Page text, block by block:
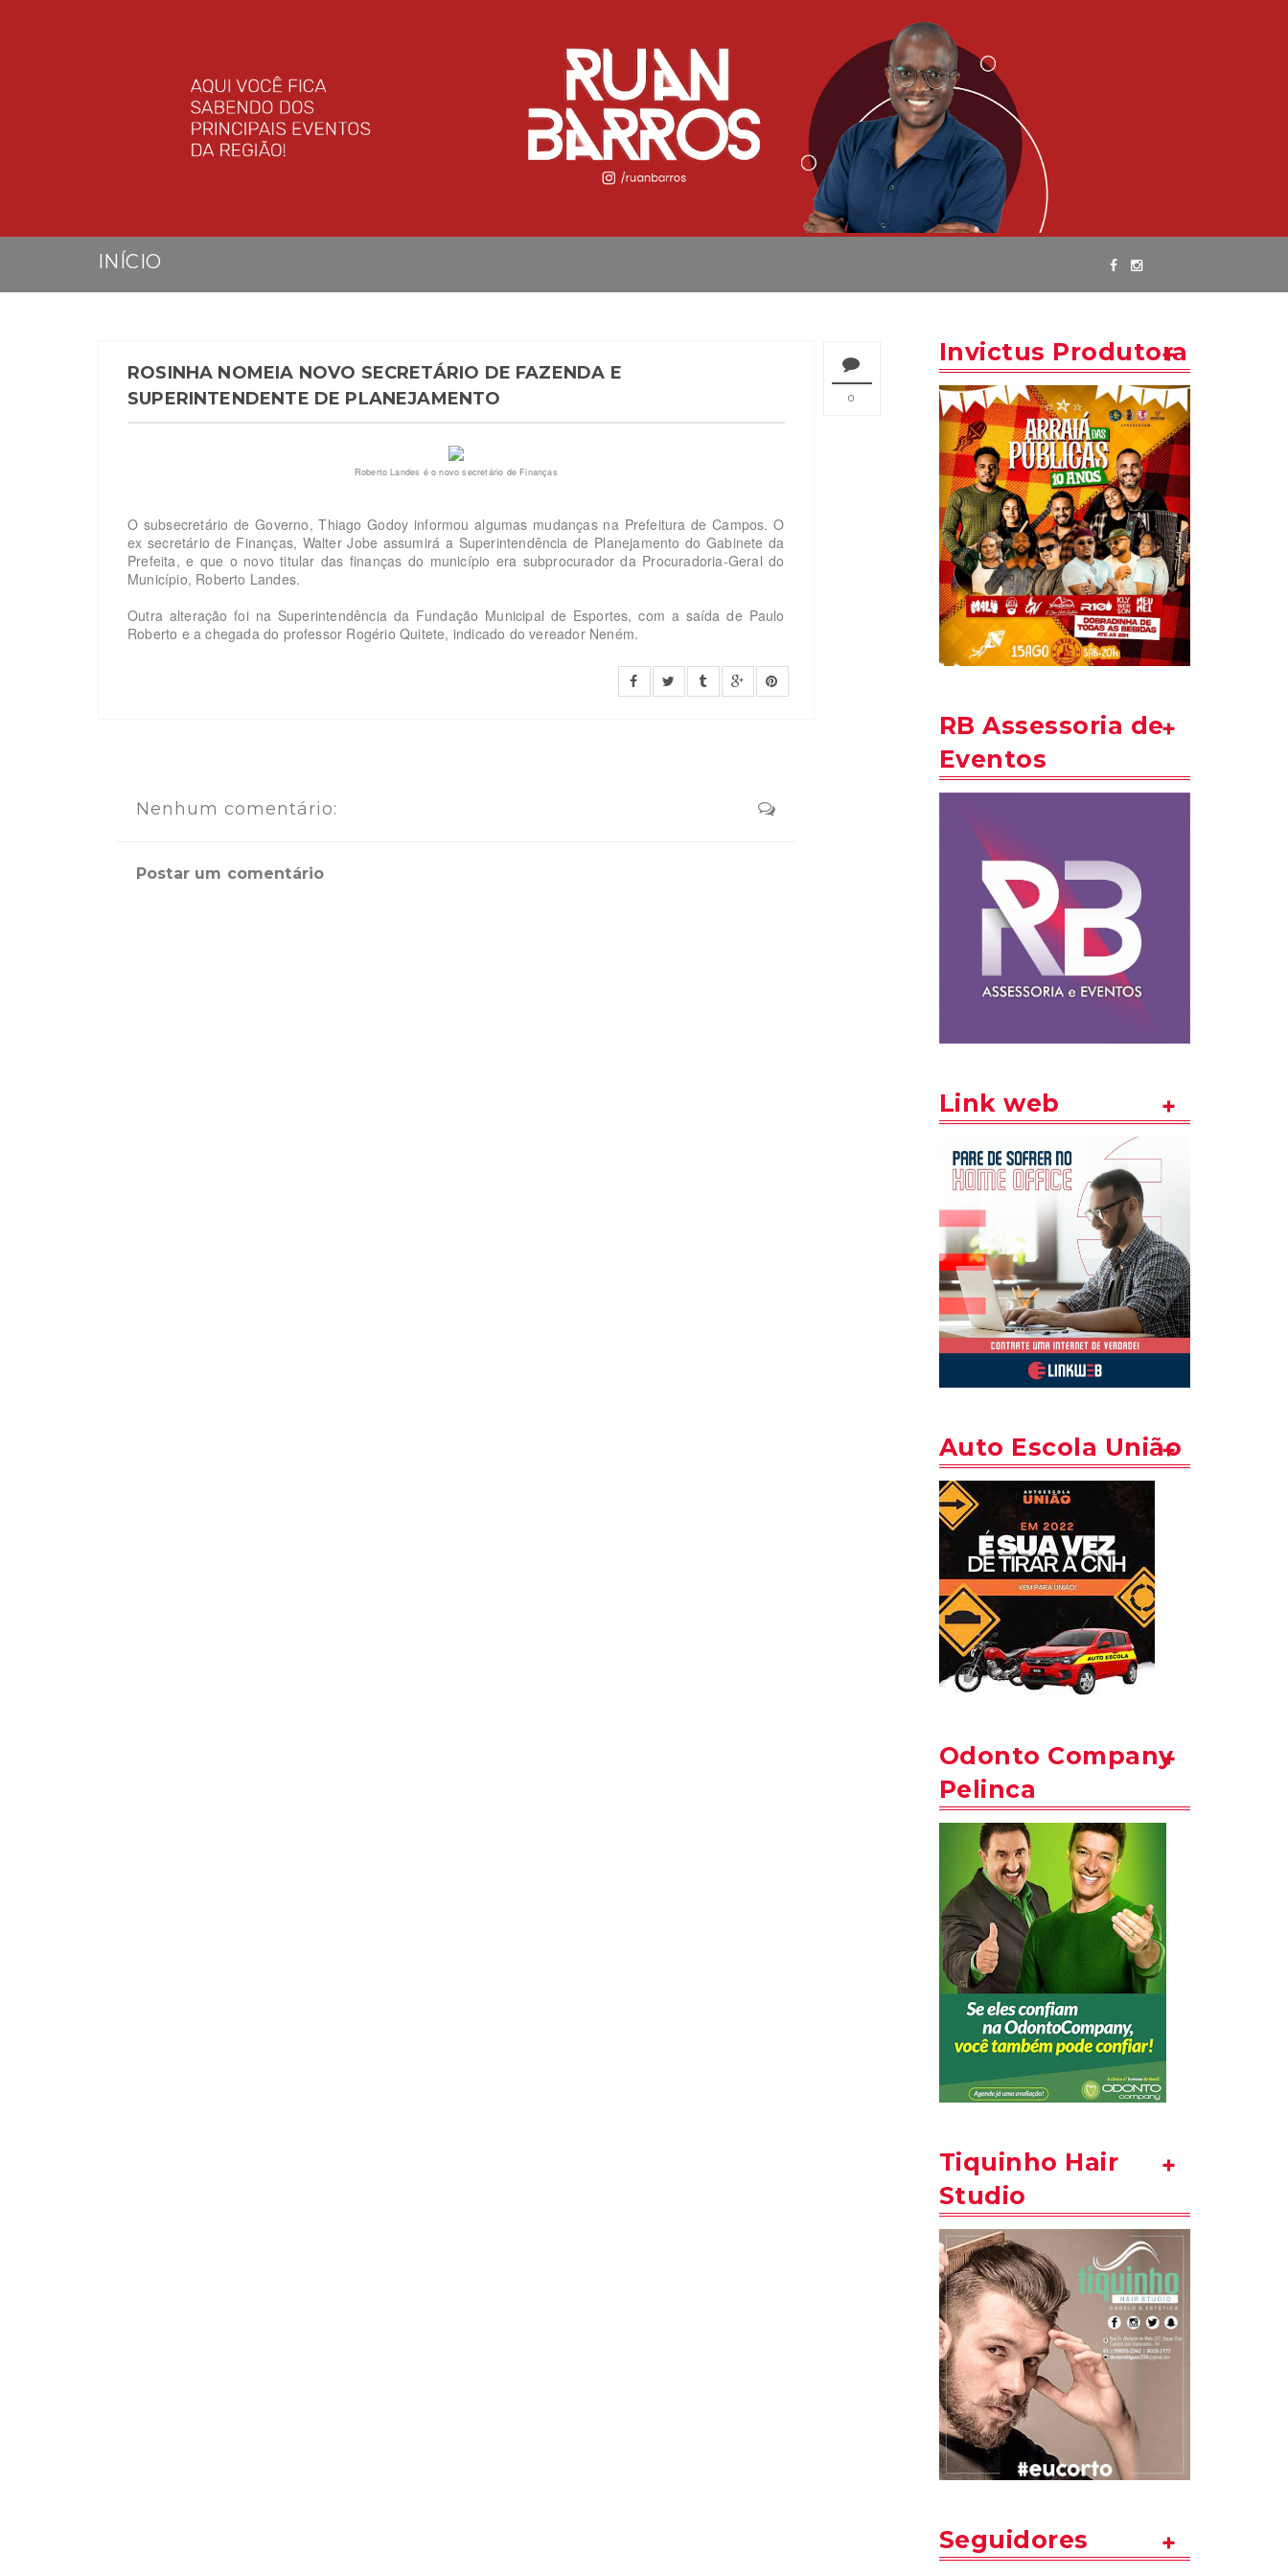
INÍCIO
0
ROSINHA NOMEIA NOVO SECRETÁRIO DE FAZENDA E
SUPERINTENDENTE DE PLANEJAMENTO
Roberto Landes é o novo secretário de Finanças
O subsecretário de Governo, Thiago Godoy informou algumas mudanças na Prefeitura de Campos. O
ex secretário de Finanças, Walter Jobe assumirá a Superintendência de Planejamento do Gabinete da
Prefeita, e que o novo titular das finanças do município era subprocurador da Procuradoria-Geral do
Município, Roberto Landes.
Outra alteração foi na Superintendência da Fundação Municipal de Esportes, com a saída de Paulo
Roberto e a chegada do professor Rogério Quitete, indicado do vereador Neném.
Nenhum comentário:
Postar um comentário
Invictus Produtora
RB Assessoria de
Eventos
Link web
Auto Escola União
Odonto Company
Pelinca
Tiquinho Hair
Studio
Seguidores